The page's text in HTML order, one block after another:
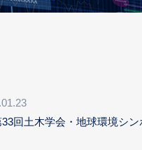
33回土木学会・地球環境シ